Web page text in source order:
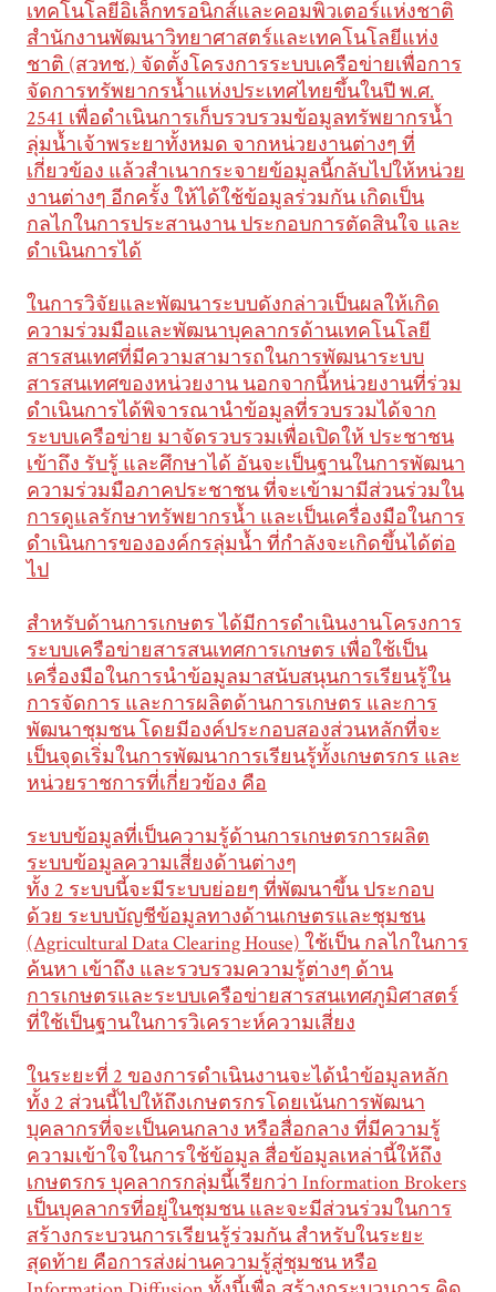
เทคโนโลยีอิเล็กทรอนิกส์และคอมพิวเตอร์แห่งชาติ
สำนักงานพัฒนาวิทยาศาสตร์และเทคโนโลยีแห่ง
ชาติ (สวทช.) จัดตั้งโครงการระบบเครือข่ายเพื่อการ
จัดการทรัพยากรน้ำแห่งประเทศไทยขึ้นในปี พ.ศ.
2541 เพื่อดำเนินการเก็บรวบรวมข้อมูลทรัพยากรน้ำ
ลุ่มน้ำเจ้าพระยาทั้งหมด จากหน่วยงานต่างๆ ที่
เกี่ยวข้อง แล้วสำเนากระจายข้อมูลนี้กลับไปให้หน่วย
งานต่างๆ อีกครั้ง ให้ได้ใช้ข้อมูลร่วมกัน เกิดเป็น
กลไกในการประสานงาน ประกอบการตัดสินใจ และ
ดำเนินการได้
ในการวิจัยและพัฒนาระบบดังกล่าวเป็นผลให้เกิด
ความร่วมมือและพัฒนาบุคลากรด้านเทคโนโลยี
สารสนเทศที่มีความสามารถในการพัฒนาระบบ
สารสนเทศของหน่วยงาน นอกจากนี้หน่วยงานที่ร่วม
ดำเนินการได้พิจารณานำข้อมูลที่รวบรวมได้จาก
ระบบเครือข่าย มาจัดรวบรวมเพื่อเปิดให้ ประชาชน
เข้าถึง รับรู้ และศึกษาได้ อันจะเป็นฐานในการพัฒนา
ความร่วมมือภาคประชาชน ที่จะเข้ามามีส่วนร่วมใน
การดูแลรักษาทรัพยากรน้ำ และเป็นเครื่องมือในการ
ดำเนินการขององค์กรลุ่มน้ำ ที่กำลังจะเกิดขึ้นได้ต่อ
ไป
สำหรับด้านการเกษตร ได้มีการดำเนินงานโครงการ
ระบบเครือข่ายสารสนเทศการเกษตร เพื่อใช้เป็น
เครื่องมือในการนำข้อมูลมาสนับสนุนการเรียนรู้ใน
การจัดการ และการผลิตด้านการเกษตร และการ
พัฒนาชุมชน โดยมีองค์ประกอบสองส่วนหลักที่จะ
เป็นจุดเริ่มในการพัฒนาการเรียนรู้ทั้งเกษตรกร และ
หน่วยราชการที่เกี่ยวข้อง คือ
ระบบข้อมูลที่เป็นความรู้ด้านการเกษตรการผลิต
ระบบข้อมูลความเสี่ยงด้านต่างๆ
ทั้ง 2 ระบบนี้จะมีระบบย่อยๆ ที่พัฒนาขึ้น ประกอบ
ด้วย ระบบบัญชีข้อมูลทางด้านเกษตรและชุมชน
(Agricultural Data Clearing House) ใช้เป็น กลไกในการ
ค้นหา เข้าถึง และรวบรวมความรู้ต่างๆ ด้าน
การเกษตรและระบบเครือข่ายสารสนเทศภูมิศาสตร์
ที่ใช้เป็นฐานในการวิเคราะห์ความเสี่ยง
ในระยะที่ 2 ของการดำเนินงานจะได้นำข้อมูลหลัก
ทั้ง 2 ส่วนนี้ไปให้ถึงเกษตรกรโดยเน้นการพัฒนา
บุคลากรที่จะเป็นคนกลาง หรือสื่อกลาง ที่มีความรู้
ความเข้าใจในการใช้ข้อมูล สื่อข้อมูลเหล่านี้ให้ถึง
เกษตรกร บุคลากรกลุ่มนี้เรียกว่า Information Brokers
เป็นบุคลากรที่อยู่ในชุมชน และจะมีส่วนร่วมในการ
สร้างกระบวนการเรียนรู้ร่วมกัน สำหรับในระยะ
สุดท้าย คือการส่งผ่านความรู้สู่ชุมชน หรือ